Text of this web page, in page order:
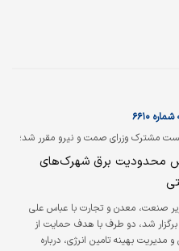
هر یک در بخش‌هایی از فعالیت اصناف
و تصمیم‌گیری می‌کنند و مقررات و…
مشترک وزرای صمت و نیرو مقرر شد؛
۶۶۱۰
محدودیت برق شهرک‌های
صنعت، معدن و تجارت با عباس علی
شد، دو طرف با هدف حمایت از
بهینه تامین انرژی، درباره